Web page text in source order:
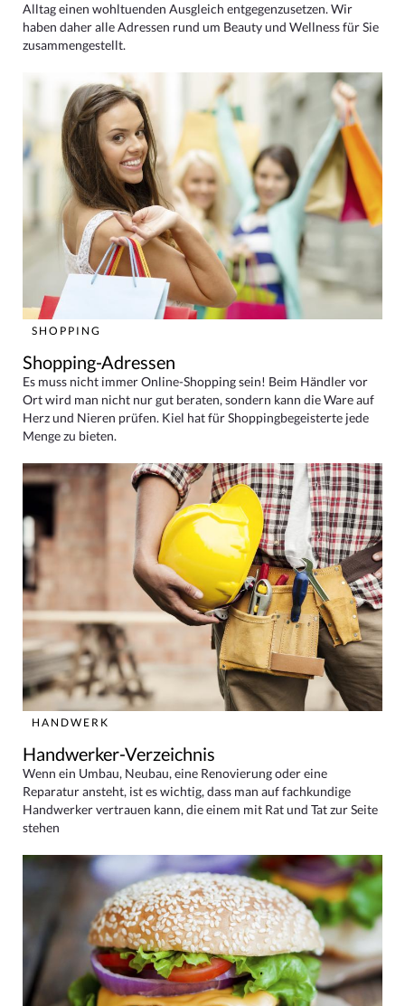
Alltag einen wohltuenden Ausgleich entgegenzusetzen. Wir
haben daher alle Adressen rund um Beauty und Wellness für Sie
zusammengestellt.
SHOPPING
Shopping-Adressen
Es muss nicht immer Online-Shopping sein! Beim Händler vor
Ort wird man nicht nur gut beraten, sondern kann die Ware auf
Herz und Nieren prüfen. Kiel hat für Shoppingbegeisterte jede
Menge zu bieten.
HANDWERK
Handwerker-Verzeichnis
Wenn ein Umbau, Neubau, eine Renovierung oder eine
Reparatur ansteht, ist es wichtig, dass man auf fachkundige
Handwerker vertrauen kann, die einem mit Rat und Tat zur Seite
stehen